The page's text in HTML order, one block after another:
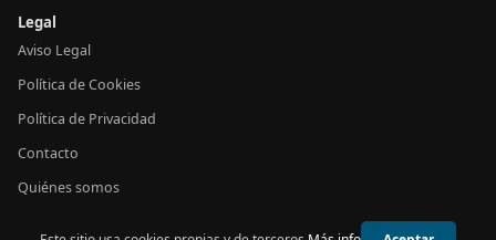
Legal
Aviso Legal
Política de Cookies
Política de Privacidad
Contacto
Quiénes somos